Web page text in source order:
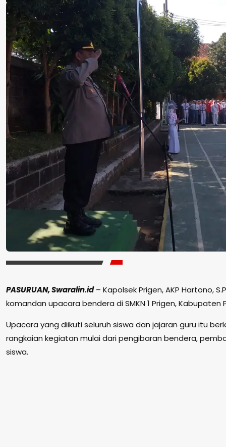
PASURUAN, Swaralin.id– Kapolsek Prigen, AKP Hartono,
komandan upacara bendera di SMKN 1 Prigen, Kabupaten
Upacara yang diikuti seluruh siswa dan jajaran guru itu
rangkaian kegiatan mulai dari pengibaran bendera,
siswa.